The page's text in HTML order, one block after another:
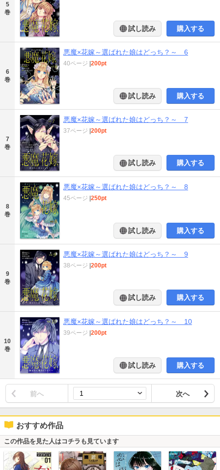
5
巻
試し読み 購入する
6
巻
悪魔×花嫁～選ばれた娘はどっち？～ 6
40ページ |200pt
試し読み 購入する
7
巻
悪魔×花嫁～選ばれた娘はどっち？～ 7
37ページ |200pt
試し読み 購入する
8
巻
悪魔×花嫁～選ばれた娘はどっち？～ 8
45ページ |250pt
試し読み 購入する
9
巻
悪魔×花嫁～選ばれた娘はどっち？～ 9
38ページ |200pt
試し読み 購入する
10
巻
悪魔×花嫁～選ばれた娘はどっち？～ 10
39ページ |200pt
試し読み 購入する
前へ 次へ
おすすめ作品
この作品を見た人はコチラも見ています